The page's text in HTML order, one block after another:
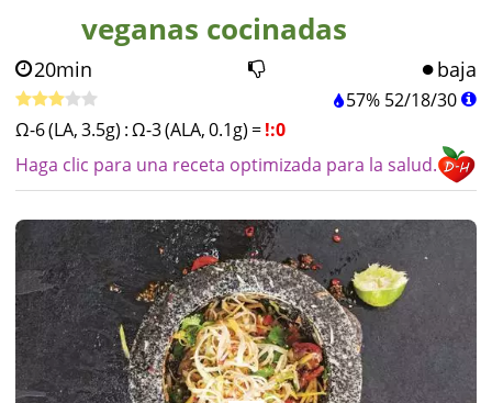
veganas cocinadas
20min baja
57% 52/18/30
Ω-6 (LA, 3.5g) :Ω-3 (ALA, 0.1g) =!:0
Haga clic para una receta optimizada para la salud.